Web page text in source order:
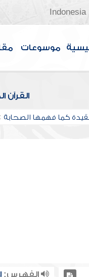
Indonesia
موسوعات
القرآن
كما فهمها الصحابة
الفهرس: